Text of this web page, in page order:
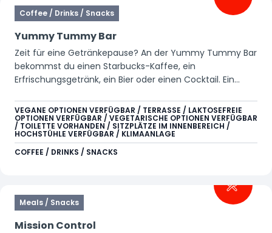
Coffee / Drinks / Snacks
Yummy Tummy Bar
Zeit für eine Getränkepause? An der Yummy Tummy Bar
bekommst du einen Starbucks-Kaffee, ein
Erfrischungsgetränk, ein Bier oder einen Cocktail. Ein
voller Energie weiterzumachen.
VEGANE OPTIONEN VERFÜGBAR / TERRASSE / LAKTOSEFREIE
OPTIONEN VERFÜGBAR / VEGETARISCHE OPTIONEN VERFÜGBAR
/ TOILETTE VORHANDEN / SITZPLÄTZE IM INNENBEREICH /
HOCHSTÜHLE VERFÜGBAR / KLIMAANLAGE
COFFEE / DRINKS / SNACKS
Meals / Snacks
Mission Control